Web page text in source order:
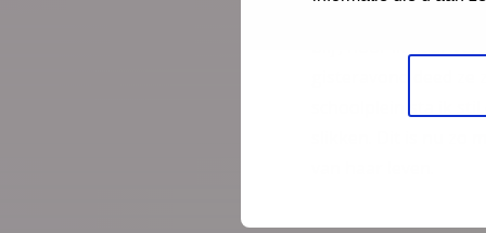
gisteravond deed
schoolplein sta ik